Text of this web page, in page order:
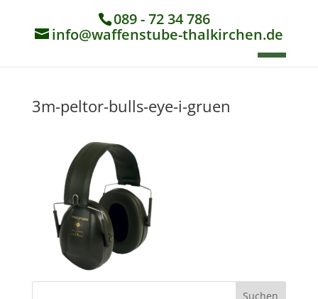
089 - 72 34 786
info@waffenstube-thalkirchen.de
3m-peltor-bulls-eye-i-gruen